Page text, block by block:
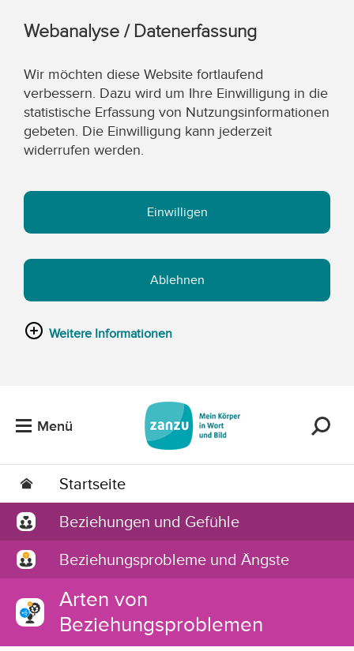
Webanalyse / Datenerfassung
Wir möchten diese Website fortlaufend
verbessern. Dazu wird um Ihre Einwilligung in die
statistische Erfassung von Nutzungsinformationen
gebeten. Die Einwilligung kann jederzeit
widerrufen werden.
Einwilligen
Ablehnen
Weitere Informationen
Menü
Startseite
Beziehungen und Gefühle
Beziehungsprobleme und Ängste
Arten von
Beziehungsproblemen